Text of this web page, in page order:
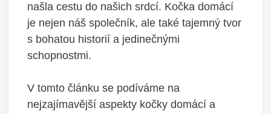
našla cestu do našich srdcí. Kočka domácí
je nejen náš společník, ale také tajemný tvor
s bohatou historií a jedinečnými
schopnostmi.
V tomto článku se podíváme na
nejzajímavější aspekty kočky domácí a